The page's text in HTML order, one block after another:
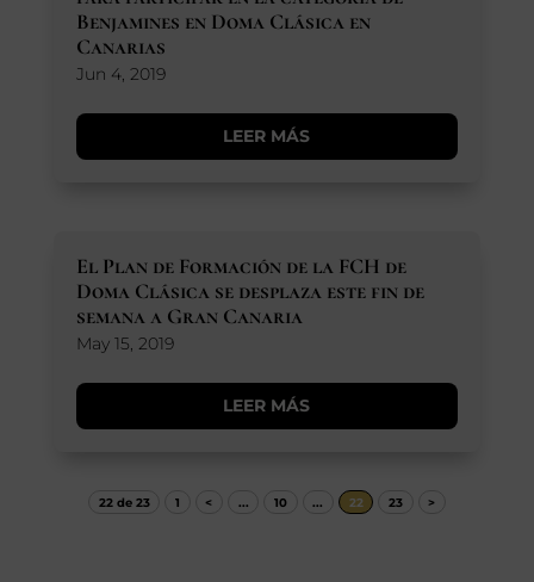
Benjamines en Doma Clásica en
Canarias
Jun 4, 2019
LEER MÁS
El Plan de Formación de la FCH de
Doma Clásica se desplaza este fin de
semana a Gran Canaria
May 15, 2019
LEER MÁS
22 de 23 1 < ... 10 ... 22 23 >